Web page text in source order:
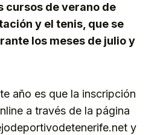
cursos de verano de
y el tenis, que se
los meses de julio y
año es que la inscripción
a través de la página
y